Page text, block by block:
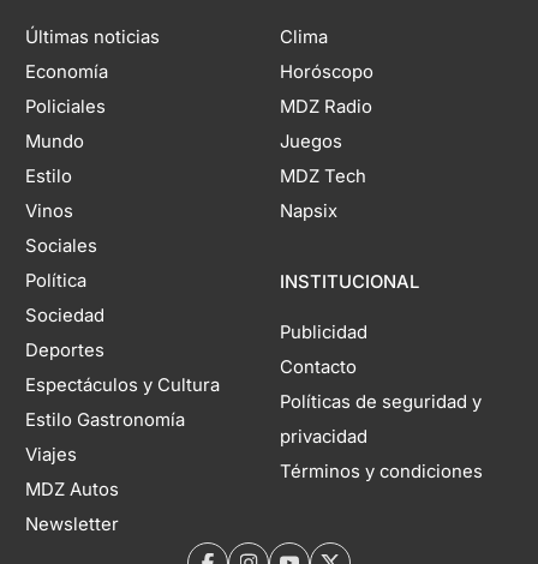
Últimas noticias
Economía
Policiales
Mundo
Estilo
Vinos
Sociales
Política
Sociedad
Deportes
Espectáculos y Cultura
Estilo Gastronomía
Viajes
MDZ Autos
Newsletter
Clima
Horóscopo
MDZ Radio
Juegos
MDZ Tech
Napsix
INSTITUCIONAL
Publicidad
Contacto
Políticas de seguridad y
privacidad
Términos y condiciones